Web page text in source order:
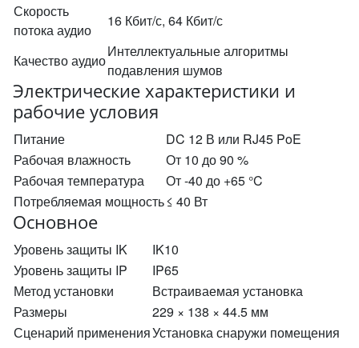
Скорость
потока аудио
16 Кбит/с, 64 Кбит/с
Качество аудио
Интеллектуальные алгоритмы
подавления шумов
Электрические характеристики и
рабочие условия
Питание
DC 12 В или RJ45 PoE
Рабочая влажность
От 10 до 90 %
Рабочая температура
От -40 до +65 °C
Потребляемая мощность≤ 40 Вт
Основное
Уровень защиты IK
IK10
Уровень защиты IP
IP65
Метод установки
Встраиваемая установка
Размеры
229 × 138 × 44.5 мм
Сценарий примененияУстановка снаружи помещения